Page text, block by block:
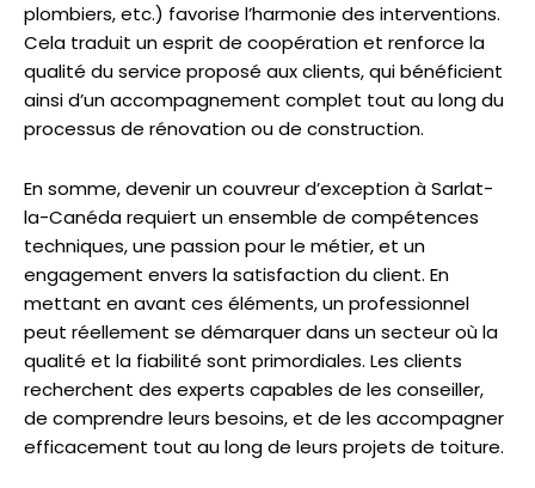
plombiers, etc.) favorise l’harmonie des interventions.
Cela traduit un esprit de coopération et renforce la
qualité du service proposé aux clients, qui bénéficient
ainsi d’un accompagnement complet tout au long du
processus de rénovation ou de construction.
En somme, devenir un couvreur d’exception à Sarlat-
la-Canéda requiert un ensemble de compétences
techniques, une passion pour le métier, et un
engagement envers la satisfaction du client. En
mettant en avant ces éléments, un professionnel
peut réellement se démarquer dans un secteur où la
qualité et la fiabilité sont primordiales. Les clients
recherchent des experts capables de les conseiller,
de comprendre leurs besoins, et de les accompagner
efficacement tout au long de leurs projets de toiture.